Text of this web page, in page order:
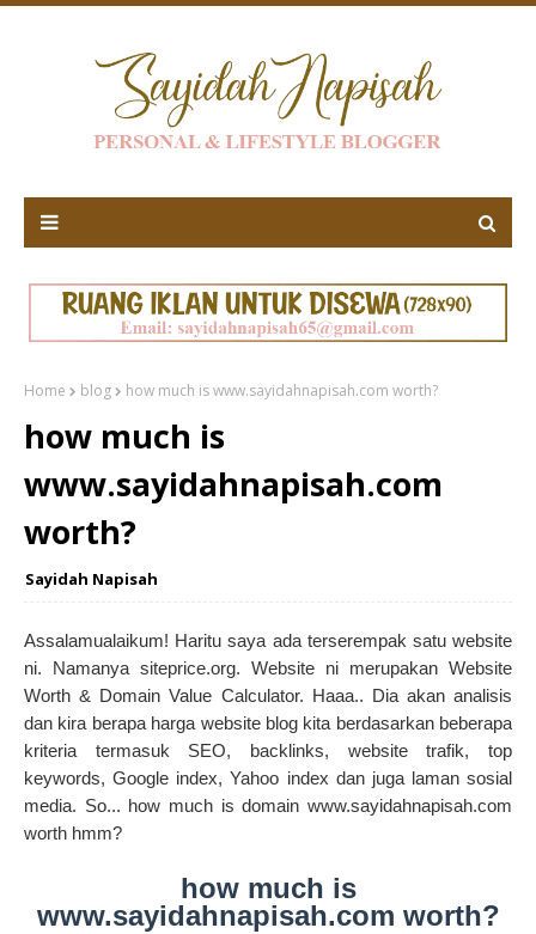
Home blog how much is www.sayidahnapisah.com worth?
how much is
www.sayidahnapisah.com
worth?
Sayidah Napisah
Assalamualaikum! Haritu saya ada terserempak satu website
ni. Namanya siteprice.org. Website ni merupakan Website
Worth & Domain Value Calculator. Haaa.. Dia akan analisis
dan kira berapa harga website blog kita berdasarkan beberapa
kriteria termasuk SEO, backlinks, website trafik, top
keywords, Google index, Yahoo index dan juga laman sosial
media. So... how much is domain www.sayidahnapisah.com
worth hmm?
how much is
www.sayidahnapisah.com worth?